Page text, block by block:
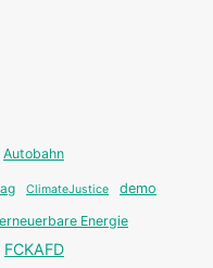
Autobahn
ClimateJustice demo
erneuerbare Energie
FCKAFD